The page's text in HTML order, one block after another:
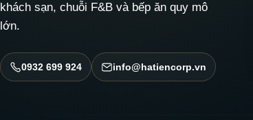
khách sạn, chuỗi F&B và bếp ăn quy mô
lớn.
0932 699 924 info@hatiencorp.vn